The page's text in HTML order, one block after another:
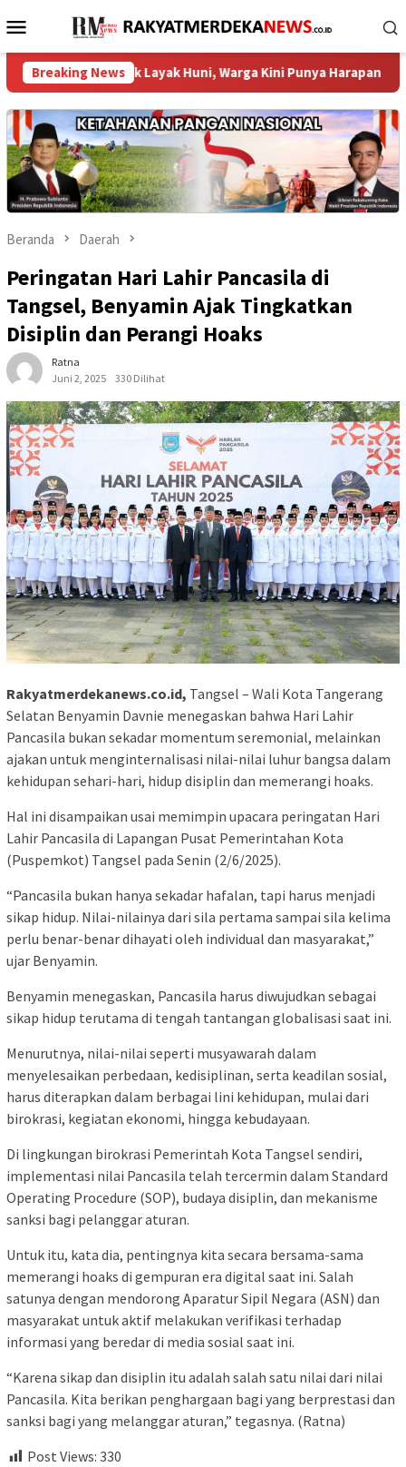
ke
Menu
Mobile
Breaking News
Tak Layak Huni, Warga Kini Punya Harapan Baru
Beranda Daerah
Peringatan Hari Lahir Pancasila di
Tangsel, Benyamin Ajak Tingkatkan
Disiplin dan Perangi Hoaks
Ratna
Juni 2, 2025
330 Dilihat
Rakyatmerdekanews.co.id, Tangsel – Wali Kota Tangerang
Selatan Benyamin Davnie menegaskan bahwa Hari Lahir
Pancasila bukan sekadar momentum seremonial, melainkan
ajakan untuk menginternalisasi nilai-nilai luhur bangsa dalam
kehidupan sehari-hari, hidup disiplin dan memerangi hoaks.
Hal ini disampaikan usai memimpin upacara peringatan Hari
Lahir Pancasila di Lapangan Pusat Pemerintahan Kota
(Puspemkot) Tangsel pada Senin (2/6/2025).
“Pancasila bukan hanya sekadar hafalan, tapi harus menjadi
sikap hidup. Nilai-nilainya dari sila pertama sampai sila kelima
perlu benar-benar dihayati oleh individual dan masyarakat,”
ujar Benyamin.
Benyamin menegaskan, Pancasila harus diwujudkan sebagai
sikap hidup terutama di tengah tantangan globalisasi saat ini.
Menurutnya, nilai-nilai seperti musyawarah dalam
menyelesaikan perbedaan, kedisiplinan, serta keadilan sosial,
harus diterapkan dalam berbagai lini kehidupan, mulai dari
birokrasi, kegiatan ekonomi, hingga kebudayaan.
Di lingkungan birokrasi Pemerintah Kota Tangsel sendiri,
implementasi nilai Pancasila telah tercermin dalam Standard
Operating Procedure (SOP), budaya disiplin, dan mekanisme
sanksi bagi pelanggar aturan.
Untuk itu, kata dia, pentingnya kita secara bersama-sama
memerangi hoaks di gempuran era digital saat ini. Salah
satunya dengan mendorong Aparatur Sipil Negara (ASN) dan
masyarakat untuk aktif melakukan verifikasi terhadap
informasi yang beredar di media sosial saat ini.
“Karena sikap dan disiplin itu adalah salah satu nilai dari nilai
Pancasila. Kita berikan penghargaan bagi yang berprestasi dan
sanksi bagi yang melanggar aturan,” tegasnya. (Ratna)
Post Views: 330